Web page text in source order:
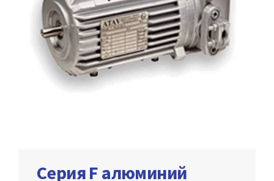
Серия F алюминий